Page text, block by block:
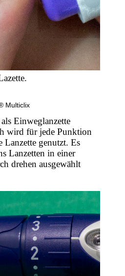
Multiclix
Einweglanzette
wird für jede Punktion
Lanzette genutzt. Es
Lanzetten in einer
drehen ausgewählt